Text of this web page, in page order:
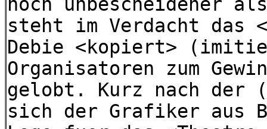
steht im Verdacht das
Debie <kopiert>
Organisatoren zum
gelobt. Kurz nach der
sich der Grafiker aus